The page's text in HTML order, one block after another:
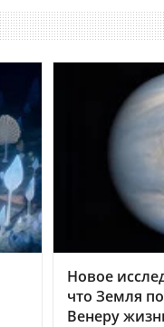
Новое
что Земля
Венеру